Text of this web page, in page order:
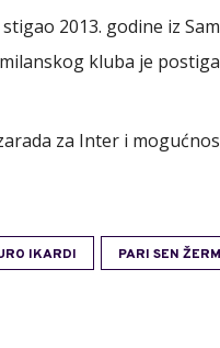
2013. godine iz
kluba je
za Inter i
IKARDI PARI SEN